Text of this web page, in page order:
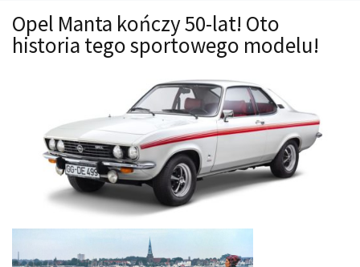
Technika jazdy
Oświetlenie
Auto z niemiec
Galerie
Opel Manta kończy 50-lat! Oto
historia tego sportowego modelu!